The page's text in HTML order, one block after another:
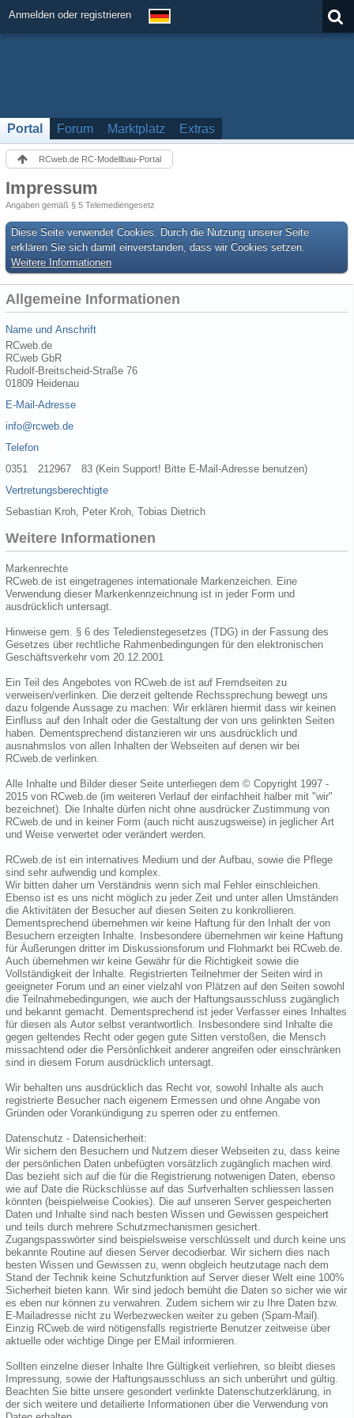
Anmelden oder registrieren
Portal Forum Marktplatz Extras
RCweb.de RC-Modellbau-Portal
Impressum
Angaben gemäß § 5 Telemediengesetz
Diese Seite verwendet Cookies. Durch die Nutzung unserer Seite
erklären Sie sich damit einverstanden, dass wir Cookies setzen.
Weitere Informationen
Allgemeine Informationen
Name und Anschrift
RCweb.de
RCweb GbR
Rudolf-Breitscheid-Straße 76
01809 Heidenau
E-Mail-Adresse
info@rcweb.de
Telefon
0351 212967 83 (Kein Support! Bitte E-Mail-Adresse benutzen)
Vertretungsberechtigte
Sebastian Kroh, Peter Kroh, Tobias Dietrich
Weitere Informationen
Markenrechte
RCweb.de ist eingetragenes internationale Markenzeichen. Eine
Verwendung dieser Markenkennzeichnung ist in jeder Form und
ausdrücklich untersagt.
Hinweise gem. § 6 des Teledienstegesetzes (TDG) in der Fassung des
Gesetzes über rechtliche Rahmenbedingungen für den elektronischen
Geschäftsverkehr vom 20.12.2001
Ein Teil des Angebotes von RCweb.de ist auf Fremdseiten zu
verweisen/verlinken. Die derzeit geltende Rechssprechung bewegt uns
dazu folgende Aussage zu machen: Wir erklären hiermit dass wir keinen
Einfluss auf den Inhalt oder die Gestaltung der von uns gelinkten Seiten
haben. Dementsprechend distanzieren wir uns ausdrücklich und
ausnahmslos von allen Inhalten der Webseiten auf denen wir bei
RCweb.de verlinken.
Alle Inhalte und Bilder dieser Seite unterliegen dem © Copyright 1997 -
2015 von RCweb.de (im weiteren Verlauf der einfachheit halber mit "wir"
bezeichnet). Die Inhalte dürfen nicht ohne ausdrücker Zustimmung von
RCweb.de und in keiner Form (auch nicht auszugsweise) in jeglicher Art
und Weise verwertet oder verändert werden.
RCweb.de ist ein internatives Medium und der Aufbau, sowie die Pflege
sind sehr aufwendig und komplex.
Wir bitten daher um Verständnis wenn sich mal Fehler einschleichen.
Ebenso ist es uns nicht möglich zu jeder Zeit und unter allen Umständen
die Aktivitäten der Besucher auf diesen Seiten zu konkrollieren.
Dementsprechend übernehmen wir keine Haftung für den Inhalt der von
Besuchern erzeigten Inhalte. Insbesondere übernehmen wir keine Haftung
für Äußerungen dritter im Diskussionsforum und Flohmarkt bei RCweb.de.
Auch übernehmen wir keine Gewähr für die Richtigkeit sowie die
Vollständigkeit der Inhalte. Registrierten Teilnehmer der Seiten wird in
geeigneter Forum und an einer vielzahl von Plätzen auf den Seiten sowohl
die Teilnahmebedingungen, wie auch der Haftungsausschluss zugänglich
und bekannt gemacht. Dementsprechend ist jeder Verfasser eines Inhaltes
für diesen als Autor selbst verantwortlich. Insbesondere sind Inhalte die
gegen geltendes Recht oder gegen gute Sitten verstoßen, die Mensch
missachtend oder die Persönlichkeit anderer angreifen oder einschränken
sind in diesem Forum ausdrücklich untersagt.
Wir behalten uns ausdrücklich das Recht vor, sowohl Inhalte als auch
registrierte Besucher nach eigenem Ermessen und ohne Angabe von
Gründen oder Vorankündigung zu sperren oder zu entfernen.
Datenschutz - Datensicherheit:
Wir sichern den Besuchern und Nutzern dieser Webseiten zu, dass keine
der persönlichen Daten unbefügten vorsätzlich zugänglich machen wird.
Das bezieht sich auf die für die Registrierung notwenigen Daten, ebenso
wie auf Date die Rückschlüsse auf das Surfverhalten schliessen lassen
könnten (beispielweise Cookies). Die auf unseren Server gespeicherten
Daten und Inhalte sind nach besten Wissen und Gewissen gespeichert
und teils durch mehrere Schutzmechanismen gesichert.
Zugangspasswörter sind beispielsweise verschlüsselt und durch keine uns
bekannte Routine auf diesen Server decodierbar. Wir sichern dies nach
besten Wissen und Gewissen zu, wenn obgleich heutzutage nach dem
Stand der Technik keine Schutzfunktion auf Server dieser Welt eine 100%
Sicherheit bieten kann. Wir sind jedoch bemüht die Daten so sicher wie wir
es eben nur können zu verwahren. Zudem sichern wir zu Ihre Daten bzw.
E-Mailadresse nicht zu Werbezwecken weiter zu geben (Spam-Mail).
Einzig RCweb.de wird nötigensfalls registrierte Benutzer zeitweise über
aktuelle oder wichtige Dinge per EMail informieren.
Sollten einzelne dieser Inhalte Ihre Gültigkeit verliehren, so bleibt dieses
Impressung, sowie der Haftungsausschluss an sich unberührt und gültig.
Beachten Sie bitte unsere gesondert verlinkte Datenschutzerklärung, in
der sich weitere und detailierte Informationen über die Verwendung von